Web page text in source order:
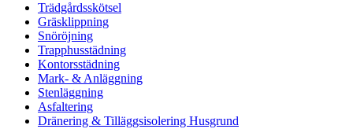
Trädgårdsskötsel
Gräsklippning
Snöröjning
Trapphusstädning
Kontorsstädning
Mark- & Anläggning
Stenläggning
Asfaltering
Dränering & Tilläggsisolering Husgrund